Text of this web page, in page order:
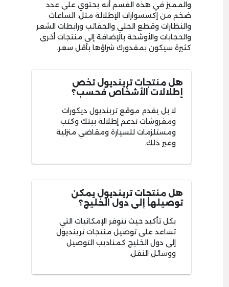
والمميز في هذه القسم أنه يحتوي على عدد
ضخم من إكسسوارات الإطلالة مثل: الساعات
والنظارات وقطع الحلي والحقائب ورابطات الشعر
والحجابات والأوشحة بالإضافة إلى منتجات أخرى
كثيرة سيكون بمقدورك شراؤها بأقل سعر.
هل منتجات ترينديول تخص
إطلالات الأشخاص فحسب؟
لا بل يقدم موقع ترينديول ديكورات
ومفروشات تدعم إطلالة بيتك وكتب
ومستلزمات للسيارة ومقاضي منزلية
وغير ذلك.
هل منتجات ترينديول يمكن
توصيلها إلى دول الخليج؟
بكل تأكيد حيث تتوفر الإمكانيات التي
تساعد على توصيل منتجات ترينديول
إلى دول الخليج كمناديب التوصيل
ووسائل النقل.